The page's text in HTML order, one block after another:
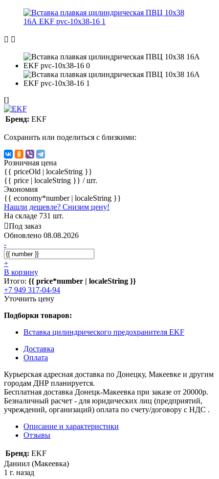
[]
Бренд: EKF
Сохранить или поделиться с близкими:
Розничная цена
{{ priceOld | localeString }}
{{ price | localeString }} / шт.
Экономия
{{ economy*number | localeString }}
Нашли дешевле? Снизим цену!
На складе 731 шт.
Под заказ
Обновлено 08.08.2026
-
+
В корзину
Итого: {{ price*number | localeString }}
+7 949 317-04-94
Уточнить цену
Подборки товаров:
Вставка цилиндрического предохранителя EKF
Доставка
Оплата
Курьерская адресная доставка по Донецку, Макеевке и другим
городам ДНР планируется.
Бесплатная доставка Донецк-Макеевка при заказе от 20000р.
Безналичный расчет - для юридических лиц (предприятий,
учреждений, организаций) оплата по счету/договору с НДС .
Описание и характеристики
Отзывы
Бренд: EKF
Даниил (Макеевка)
1 г. назад